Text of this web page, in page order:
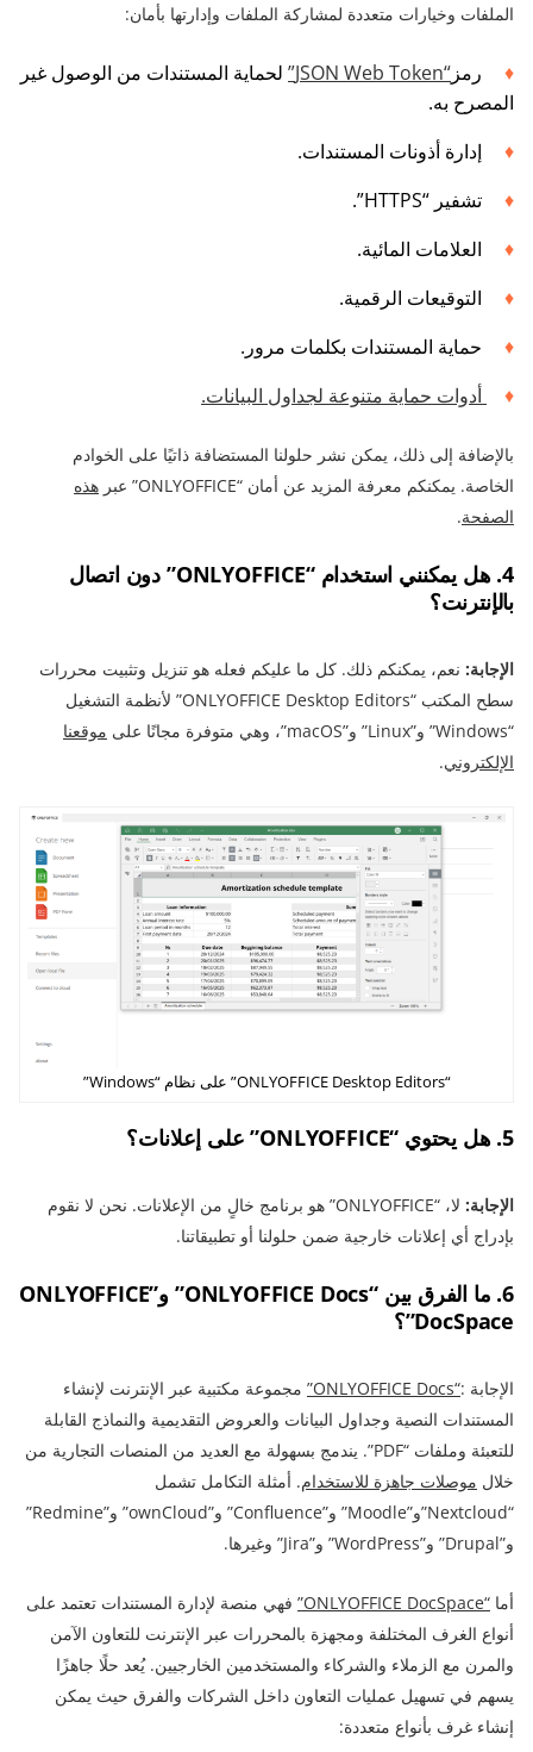
الملفات وخيارات متعددة لمشاركة الملفات وإدارتها بأمان:
رمز“JSON Web Token”
لحماية المستندات من الوصول غير
المصرح به.
إدارة أذونات المستندات.
تشفير “HTTPS”.
العلامات المائية.
التوقيعات الرقمية.
حماية المستندات بكلمات مرور.
أدوات حماية متنوعة لجداول البيانات.
بالإضافة إلى ذلك، يمكن نشر حلولنا المستضافة ذاتيًا على الخوادم
الخاصة. يمكنكم معرفة المزيد عن أمان “ONLYOFFICE” عبر
هذه
الصفحة.
4. هل يمكنني استخدام “ONLYOFFICE” دون اتصال
بالإنترنت؟
الإجابة: نعم، يمكنكم ذلك. كل ما عليكم فعله هو تنزيل وتثبيت محررات
سطح المكتب “ONLYOFFICE Desktop Editors” لأنظمة التشغيل
“Windows” و”Linux” و”macOS”، وهي متوفرة مجانًا على
موقعنا
الإلكتروني.
“ONLYOFFICE Desktop Editors” على نظام “Windows”
5. هل يحتوي “ONLYOFFICE” على إعلانات؟
الإجابة:
لا، “ONLYOFFICE” هو برنامج خالٍ من الإعلانات. نحن لا نقوم
بإدراج أي إعلانات خارجية ضمن حلولنا أو تطبيقاتنا.
6. ما الفرق بين “ONLYOFFICE Docs” و”ONLYOFFICE
DocSpace”؟
الإجابة :“ONLYOFFICE Docs”
مجموعة مكتبية عبر الإنترنت لإنشاء
المستندات النصية وجداول البيانات والعروض التقديمية والنماذج القابلة
للتعبئة وملفات “PDF”. يندمج بسهولة مع العديد من المنصات التجارية من
خلال موصلات جاهزة للاستخدام. أمثلة التكامل تشمل
“Nextcloud”و”Moodle” و”Confluence” و”ownCloud” و”Redmine”
و”Drupal” و”WordPress” و”Jira” وغيرها.
أما “ONLYOFFICE DocSpace”
فهي منصة لإدارة المستندات تعتمد على
أنواع الغرف المختلفة ومجهزة بالمحررات عبر الإنترنت للتعاون الآمن
والمرن مع الزملاء والشركاء والمستخدمين الخارجيين. يُعد حلًا جاهزًا
يسهم في تسهيل عمليات التعاون داخل الشركات والفرق حيث يمكن
إنشاء غرف بأنواع متعددة: